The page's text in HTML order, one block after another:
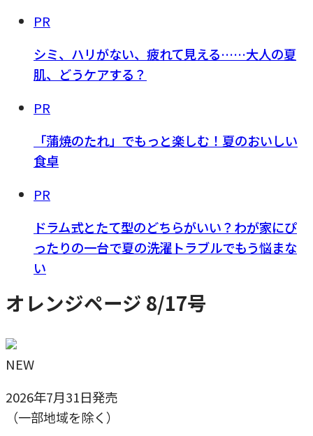
PR
シミ、ハリがない、疲れて見える……大人の夏
肌、どうケアする？
PR
「蒲焼のたれ」でもっと楽しむ！夏のおいしい
食卓
PR
ドラム式とたて型のどちらがいい？わが家にぴ
ったりの一台で夏の洗濯トラブルでもう悩まな
い
オレンジページ 8/17号
NEW
2026年7月31日発売
（一部地域を除く）